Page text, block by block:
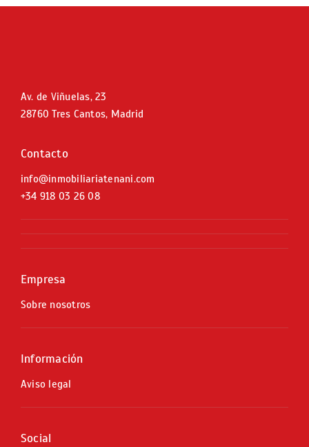
Av. de Viñuelas, 23
28760 Tres Cantos, Madrid
Contacto
info@inmobiliariatenani.com
+34 918 03 26 08
Empresa
Sobre nosotros
Información
Aviso legal
Social